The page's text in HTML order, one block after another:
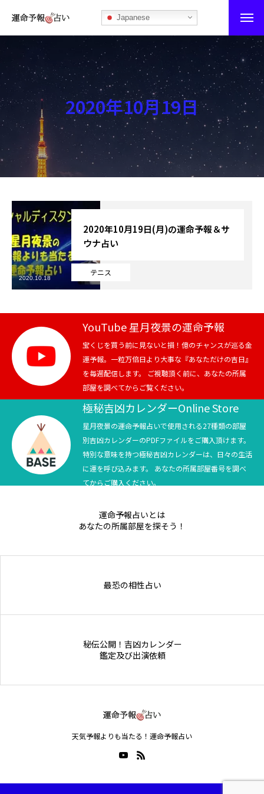
Japanese
運命予報占い
運命予報占いとは
あなたの所属部屋を探そう！
最恐の相性占い
秘伝公開！吉凶カレンダー
記事カテゴリー
ブログ
お知らせ
テニス
スポーツ
競馬
テニス四大大会・五輪
テニス四大大会・五輪
2020年10月19日
テニス
2020年10月19日(月)の運命予報＆サ
ウナ占い
2020.10.18
YouTube 星月夜景の運命予報
宝くじを買う前に見ないと損！億のチャンスが巡る金
運予報。一粒万倍日より大事な『あなただけの吉日』
を毎週配信します。 ご視聴頂く前に、あなたの所属
部屋を調べてからご覧ください。
極秘吉凶カレンダーOnline Store
星月夜景の運命予報占いで使用される27種類の部屋
別吉凶カレンダーのPDFファイルをご購入頂けます。
特別な意味を持つ極秘吉凶カレンダーは、日々の生活
に運を呼び込みます。 あなたの所属部屋番号を調べ
てからご購入ください。
運命予報占いとは
あなたの所属部屋を探そう！
最恐の相性占い
秘伝公開！吉凶カレンダー
鑑定及び出演依頼
天気予報よりも当たる！運命予報占い